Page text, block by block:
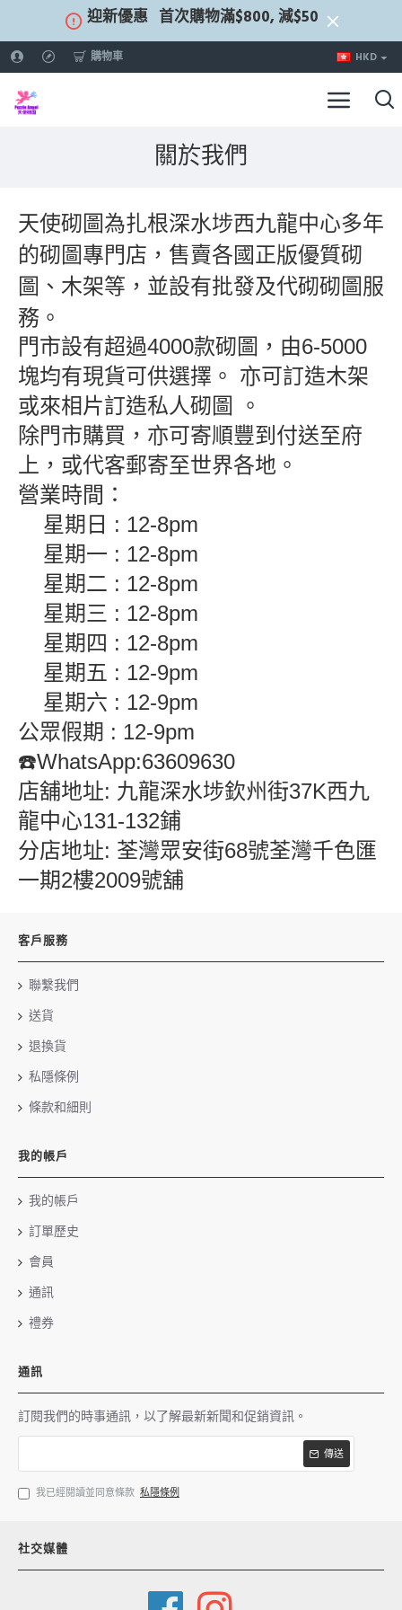
迎新優惠 首次購物滿$800, 減$50
購物車 HKD
關於我們
天使砌圖為扎根深水埗西九龍中心多年
的砌圖專門店，售賣各國正版優質砌
圖、木架等，並設有批發及代砌砌圖服
務。
門市設有超過4000款砌圖，由6-5000
塊均有現貨可供選擇。 亦可訂造木架
或來相片訂造私人砌圖 。
除門市購買，亦可寄順豐到付送至府
上，或代客郵寄至世界各地。
營業時間：
星期日 : 12-8pm
星期一 : 12-8pm
星期二 : 12-8pm
星期三 : 12-8pm
星期四 : 12-8pm
星期五 : 12-9pm
星期六 : 12-9pm
公眾假期 : 12-9pm
☎️WhatsApp:63609630
店舖地址: 九龍深水埗欽州街37K西九
龍中心131-132鋪
分店地址: 荃灣眾安街68號荃灣千色匯
一期2樓2009號舖
客戶服務
聯繫我們
送貨
退換貨
私隱條例
條款和細則
我的帳戶
我的帳戶
訂單歷史
會員
通訊
禮券
通訊
訂閱我們的時事通訊，以了解最新新聞和促銷資訊。
傳送
我已經閱讀並同意條款 私隱條例
社交媒體